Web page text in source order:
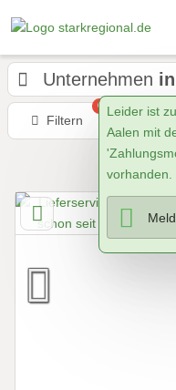
Leider ist
Aalen mit
vorhanden.
Unternehmen
Filtern
0
Karte
242